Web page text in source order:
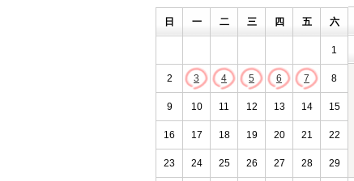
日 一 二 三 四 五 六
1
2 3 4 5 6 7 8
9 10 11 12 13 14 15
16 17 18 19 20 21 22
23 24 25 26 27 28 29